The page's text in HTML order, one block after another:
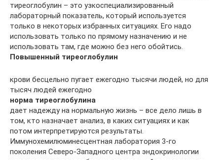
тиреоглобулин – это узкоспециализированный
лабораторный показатель, который используется
только в некоторых избранных ситуациях. Его надо
использовать только по прямому назначению и не
использовать там, где можно без него обойтись.
Повышенный тиреоглобулин
крови бесцельно пугает ежегодно тысячи людей, но для
тысяч людей ежегодно
норма тиреоглобулина
дает надежду на нормальную жизнь – все дело лишь в
том, кто назначает анализ, в каких ситуациях и как
потом интерпретируются результаты.
Иммунохемилюминесцентная лаборатория 3-го
поколения Северо-Западного центра эндокринологии